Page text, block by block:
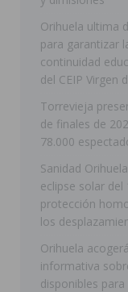
[
[
[
[
Orihuela ultima
para garantizar
continuidad
del CEIP Virgen
Torrevieja
de finales de
78.000
Sanidad
eclipse solar
protección
los
Orihuela
informativa
disponibles